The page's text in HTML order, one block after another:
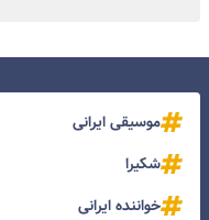
موسیقی ایرانی
شکیرا
خواننده ایرانی